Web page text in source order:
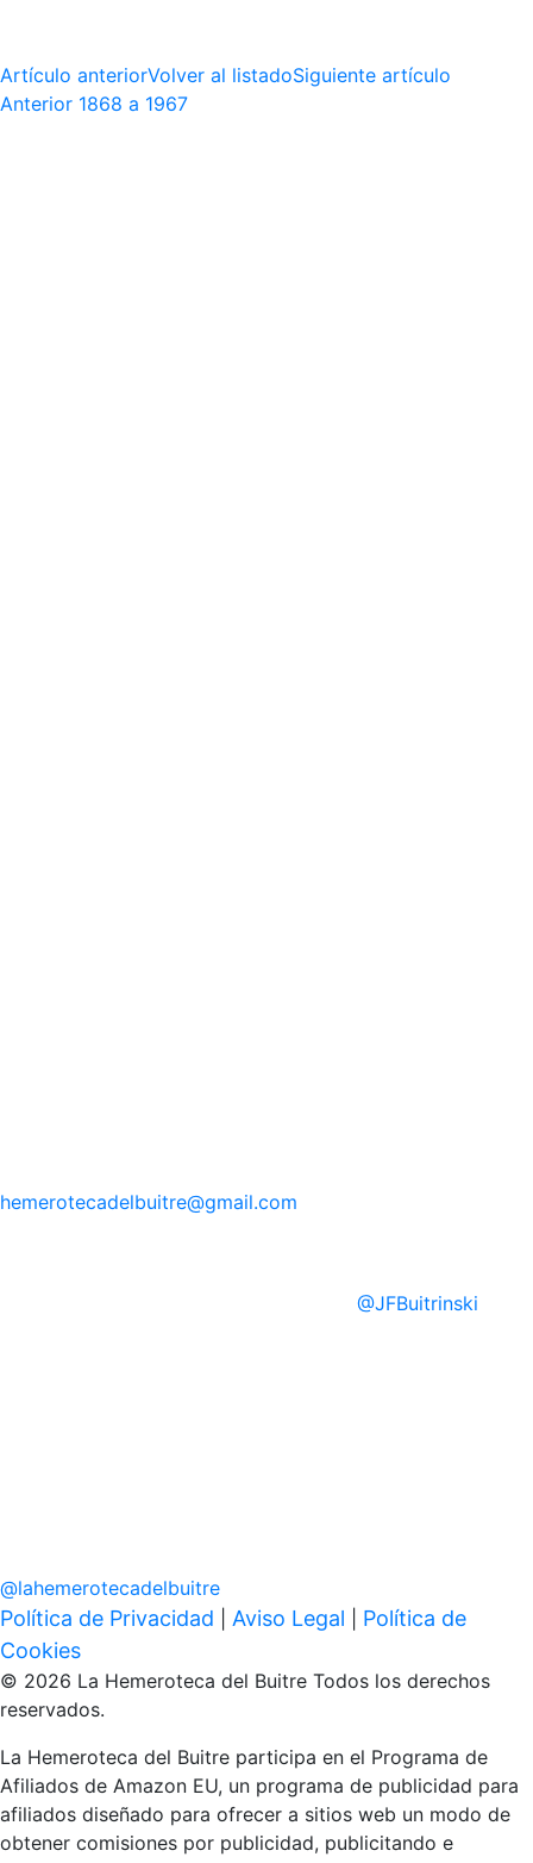
Artículo anteriorVolver al listadoSiguiente artículo
Anterior 1868 a 1967
hemerotecadelbuitre@gmail.com
@JFBuitrinski
@lahemerotecadelbuitre
Política de Privacidad Aviso Legal
Política de
Cookies
© 2026 La Hemeroteca del Buitre Todos los derechos
reservados.
La Hemeroteca del Buitre participa en el Programa de
Afiliados de Amazon EU, un programa de publicidad para
afiliados diseñado para ofrecer a sitios web un modo de
obtener comisiones por publicidad, publicitando e